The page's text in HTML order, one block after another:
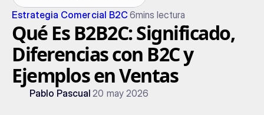
Estrategia Comercial B2C6mins lectura
Qué Es B2B2C: Significado,
Diferencias con B2C y
Ejemplos en Ventas
Pablo Pascual 20 may 2026